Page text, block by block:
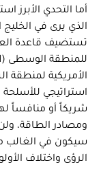
أما التحدي الأبرز
الذي يرى في
تستضيف قاعدة
الأمريكية لمنطقة
استراتيجي
شريكاً أو منافساً
ومصادر الطاقة،
سيكون في الغالب
الرؤى واختلاف